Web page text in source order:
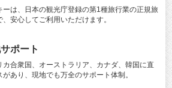
ーは、日本の観光庁登録の第1種旅行業の正規旅
安心してご利用いただけます。
ポート
カ合衆国、オーストラリア、カナダ、韓国に直
あり、現地でも万全のサポート体制。